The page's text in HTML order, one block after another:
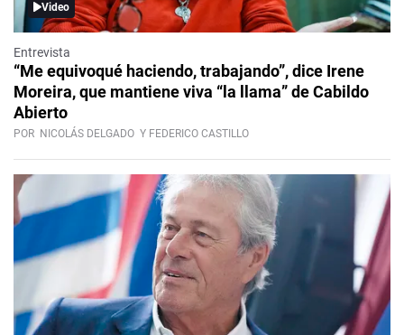
Video
Entrevista
“Me equivoqué haciendo, trabajando”, dice Irene
Moreira, que mantiene viva “la llama” de Cabildo
Abierto
POR NICOLÁS DELGADO Y FEDERICO CASTILLO